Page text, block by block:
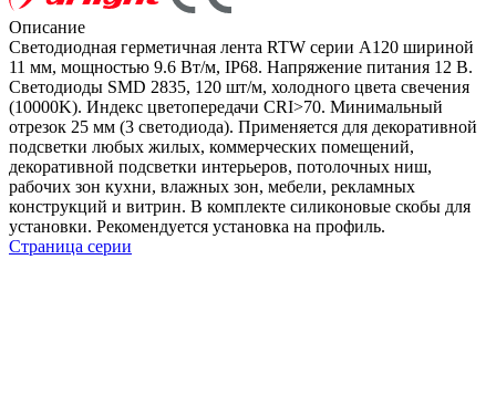
Описание
Светодиодная герметичная лента RTW серии A120 шириной
11 мм, мощностью 9.6 Вт/м, IP68. Напряжение питания 12 В.
Светодиоды SMD 2835, 120 шт/м, холодного цвета свечения
(10000K). Индекс цветопередачи CRI>70. Минимальный
отрезок 25 мм (3 светодиода). Применяется для декоративной
подсветки любых жилых, коммерческих помещений,
декоративной подсветки интерьеров, потолочных ниш,
рабочих зон кухни, влажных зон, мебели, рекламных
конструкций и витрин. В комплекте силиконовые скобы для
установки. Рекомендуется установка на профиль.
Страница серии